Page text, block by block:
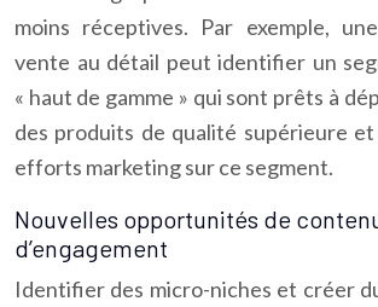
moins réceptives. Par exemple,
vente au détail peut identifier un
« haut de gamme » qui sont prêts à
des produits de qualité supérieure
efforts marketing sur ce segment.
Nouvelles opportunités de
d’engagement
Identifier des micro-niches et créer